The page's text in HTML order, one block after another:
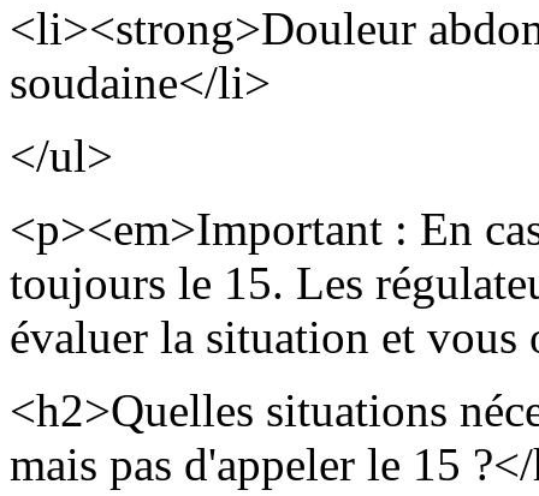
<li><strong>Douleur
soudaine</li>
</ul>
<p><em>Important : En
toujours le 15. Les
évaluer la situation et
<h2>Quelles situations
mais pas d'appeler le 15